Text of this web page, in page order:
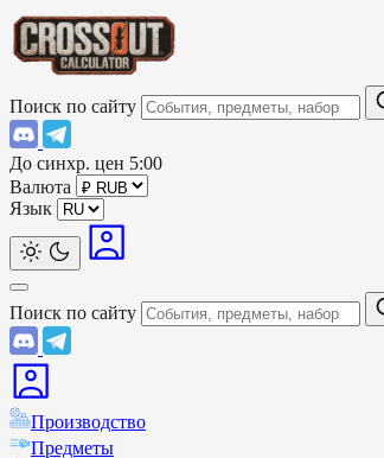
Поиск по сайту
До синхр. цен 5:00
Валюта
Язык
Поиск по сайту
Производство
Предметы